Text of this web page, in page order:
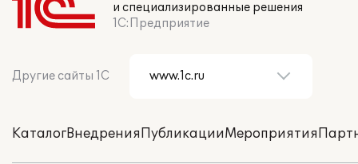
и специализированные решения
1С:Предприятие
Другие сайты 1С
КаталогВнедренияПубликацииМероприятия